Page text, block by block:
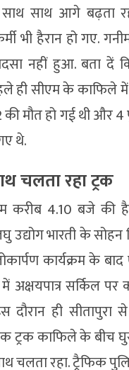
साथ आगे बढ़ता
भी हैरान हो गए.
नहीं हुआ. बता दें
ही सीएम के काफिले
मौत हो गई थी और 4
थे.
चलता रहा ट्रक
करीब 4.10 बजे की है,
भारती के
कार्यक्रम के बाद
अक्षयपात्र सर्किल पर
दौरान ही
ट्रक काफिले के बीच
चलता रहा. ट्रैफिक